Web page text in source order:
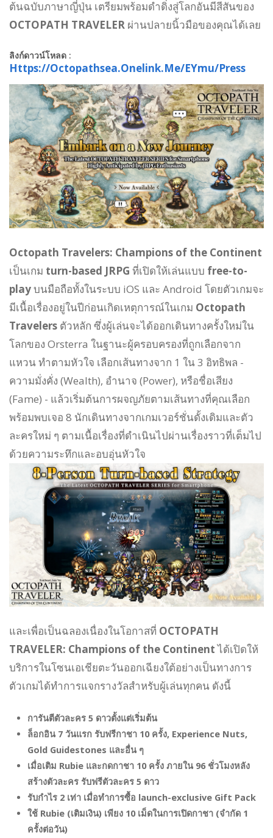
ต้นฉบับภาษาญี่ปุ่น เตรียมพร้อมดำดิ่งสู่โลกอันมีสีสันของ
OCTOPATH TRAVELER ผ่านปลายนิ้วมือของคุณได้เลย
ลิงก์ดาวน์โหลด :
Https://octopathsea.onelink.me/eYmu/press
Octopath Travelers: Champions of the Continent
เป็นเกม turn-based JRPG ที่เปิดให้เล่นแบบ free-to-
playบนมือถือทั้งในระบบ iOS และ Android โดยตัวเกมจะ
มีเนื้อเรื่องอยู่ในปีก่อนเกิดเหตุการณ์ในเกม Octopath
Travelers ตัวหลัก ซึ่งผู้เล่นจะได้ออกเดินทางครั้งใหม่ใน
โลกของ Orsterra ในฐานะผู้ครอบครองที่ถูกเลือกจาก
แหวน ทำตามหัวใจ เลือกเส้นทางจาก 1 ใน 3 อิทธิพล -
ความมั่งคั่ง (Wealth), อำนาจ (Power), หรือชื่อเสียง
(Fame) - แล้วเริ่มต้นการผจญภัยตามเส้นทางที่คุณเลือก
พร้อมพบเจอ 8 นักเดินทางจากเกมเวอร์ชั่นดั้งเดิมและตัว
ละครใหม่ ๆ ตามเนื้อเรื่องที่ดำเนินไปผ่านเรื่องราวที่เต็มไป
ด้วยความระทึกและอบอุ่นหัวใจ
และเพื่อเป็นฉลองเนื่องในโอกาสที่ OCTOPATH
TRAVELER: Champions of the Continentได้เปิดให้
บริการในโซนเอเชียตะวันออกเฉียงใต้อย่างเป็นทางการ
ตัวเกมได้ทำการแจกรางวัลสำหรับผู้เล่นทุกคน ดังนี้
การันตีตัวละคร 5 ดาวตั้งแต่เริ่มต้น
ล็อกอิน 7 วันแรก รับฟรีกาชา 10 ครั้ง, Experience Nuts,
Gold Guidestones และอื่น ๆ
เมื่อเติม Rubie และกดกาชา 10 ครั้ง ภายใน 96 ชั่วโมงหลัง
สร้างตัวละคร รับฟรีตัวละคร 5 ดาว
รับกำไร 2 เท่า เมื่อทำการซื้อ launch-exclusive Gift Pack
ใช้ Rubie (เติมเงิน) เพียง 10 เม็ดในการเปิดกาชา (จำกัด 1
ครั้งต่อวัน)